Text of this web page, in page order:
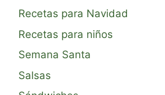
Recetas para Navidad
Recetas para niños
Semana Santa
Salsas